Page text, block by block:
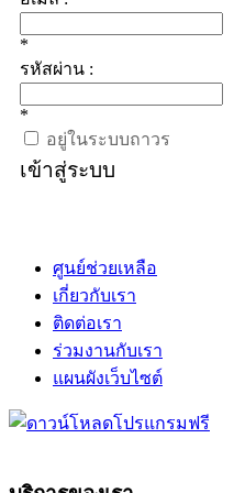
*
รหัสผ่าน :
*
อยู่ในระบบถาวร
เข้าสู่ระบบ
ศูนย์ช่วยเหลือ
เกี่ยวกับเรา
ติดต่อเรา
ร่วมงานกับเรา
แผนผังเว็บไซต์